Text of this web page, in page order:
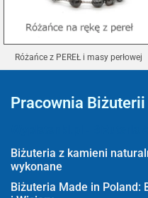
Różańce z PEREŁ i masy perłowej
Pracownia
Biżuteria z kamieni
wykonane
Biżuteria Made in Poland: